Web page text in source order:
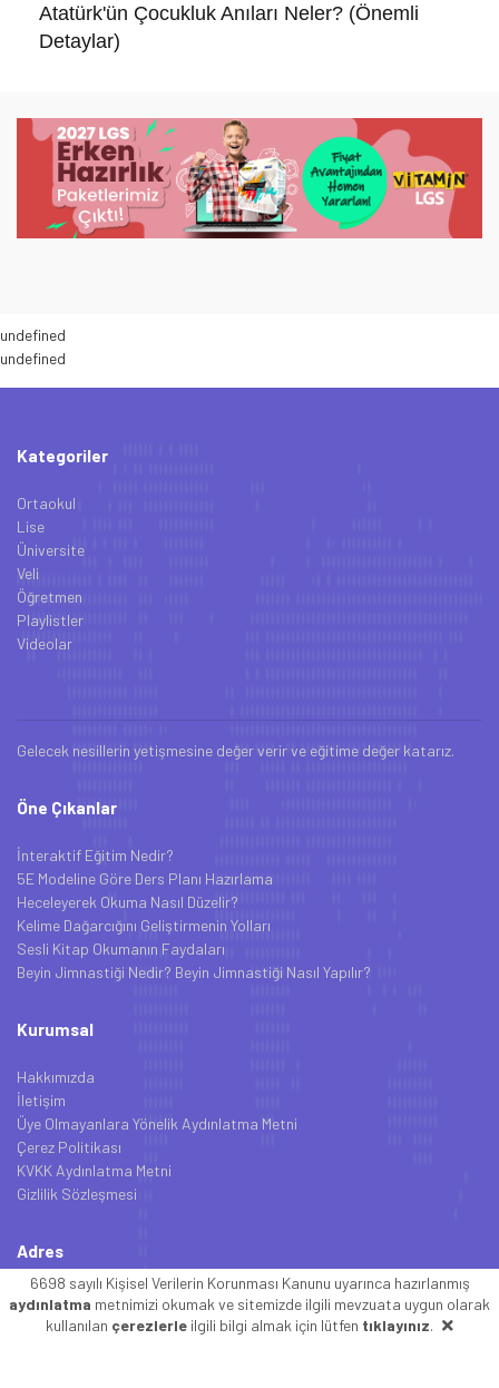
Atatürk'ün Çocukluk Anıları Neler? (Önemli
Detaylar)
undefined
undefined
Kategoriler
Ortaokul
Lise
Üniversite
Veli
Öğretmen
Playlistler
Videolar
Gelecek nesillerin yetişmesine değer verir ve eğitime değer katarız.
Öne Çıkanlar
İnteraktif Eğitim Nedir?
5E Modeline Göre Ders Planı Hazırlama
Heceleyerek Okuma Nasıl Düzelir?
Kelime Dağarcığını Geliştirmenin Yolları
Sesli Kitap Okumanın Faydaları
Beyin Jimnastiği Nedir? Beyin Jimnastiği Nasıl Yapılır?
Kurumsal
Hakkımızda
İletişim
Üye Olmayanlara Yönelik Aydınlatma Metni
Çerez Politikası
KVKK Aydınlatma Metni
Gizlilik Sözleşmesi
Adres
Sebit Eğitim ve Bilgi Teknolojileri AŞ
Türk Telekom AR-GE Yerleşkesi
6698 sayılı Kişisel Verilerin Korunması Kanunu uyarınca hazırlanmış
aydınlatma metnimizi okumak ve sitemizde ilgili mevzuata uygun olarak
kullanılan çerezlerle ilgili bilgi almak için lütfen tıklayınız.